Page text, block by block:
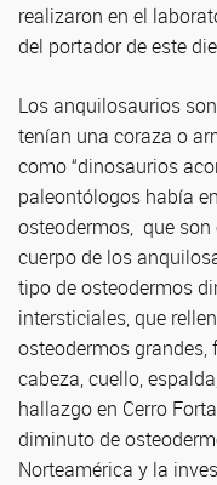
realizaron en el
del portador de este
Los anquilosaurios
tenían una coraza o
como “dinosaurios
paleontólogos había
osteodermos, que son
cuerpo de los
tipo de osteodermos
intersticiales, que
osteodermos
cabeza, cuello,
hallazgo en Cerro
diminuto de
Norteamérica y la